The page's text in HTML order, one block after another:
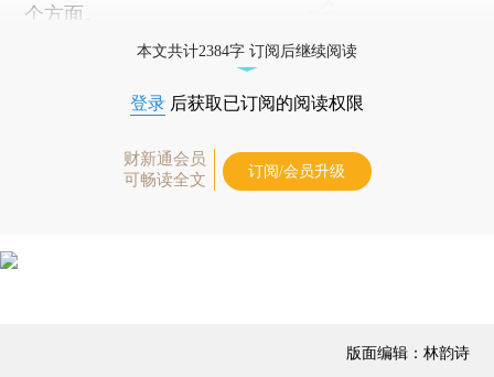
个方面。
本文共计2384字 订阅后继续阅读
登录 后获取已订阅的阅读权限
财新通会员
可畅读全文
订阅/会员升级
版面编辑：林韵诗